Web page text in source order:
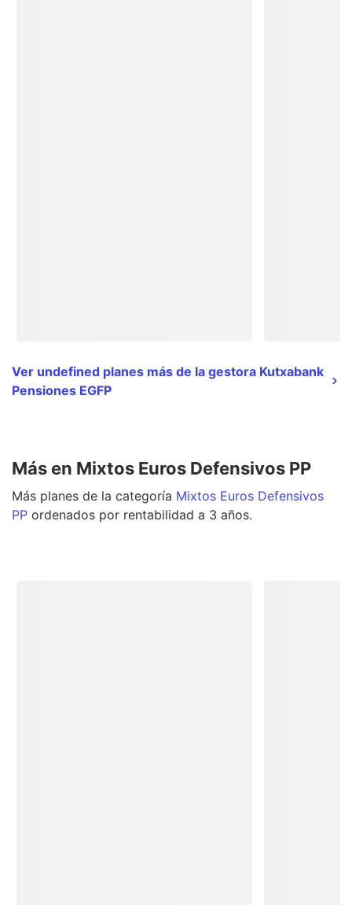
Ver undefined planes más de la gestora Kutxabank
Pensiones EGFP
Más en Mixtos Euros Defensivos PP
Más planes de la categoría Mixtos Euros Defensivos
PP ordenados por rentabilidad a 3 años.